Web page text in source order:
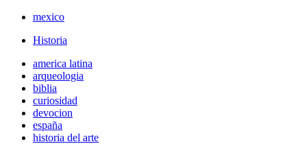
mexico
Historia
america latina
arqueologia
biblia
curiosidad
devocion
españa
historia del arte